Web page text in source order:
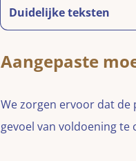
Duidelijke teksten
Aangepaste
We zorgen ervoor dat de
gevoel van voldoening